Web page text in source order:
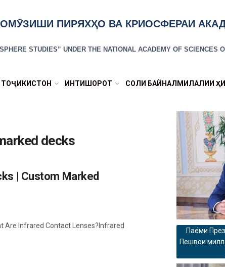
ПИРЯХҲО ВА КРИОСФЕРАИ
STUDIES” UNDER THE NATIONAL ACADEMY OF SCIENCES
ТОҶИКИСТОН ИНТИШОРОТ СОЛИ БАЙНАЛМИЛАЛИИ
decks
| Custom Marked
Are Infrared Contact Lenses?Infrared
Паёми
Пешвои